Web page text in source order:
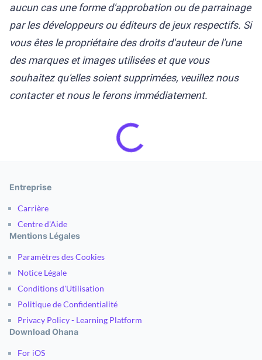
aucun cas une forme d'approbation ou de parrainage
par les développeurs ou éditeurs de jeux respectifs. Si
vous êtes le propriétaire des droits d'auteur de l'une
des marques et images utilisées et que vous
souhaitez qu'elles soient supprimées, veuillez nous
contacter et nous le ferons immédiatement.
Entreprise
Carrière
Centre d'Aide
Mentions Légales
Paramètres des Cookies
Notice Légale
Conditions d'Utilisation
Politique de Confidentialité
Privacy Policy - Learning Platform
Download Ohana
For iOS